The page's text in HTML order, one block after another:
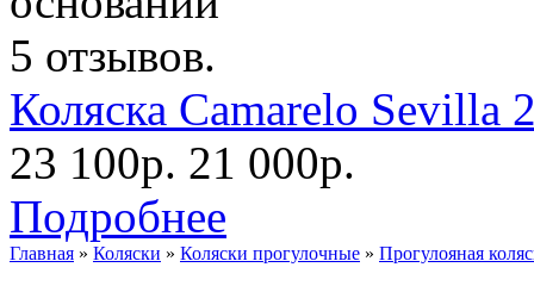
Коляска Camarelo Sevilla
23 100р. 21 000р.
Подробнее
Главная » Коляски » Коляски прогулочные » Прогулояная